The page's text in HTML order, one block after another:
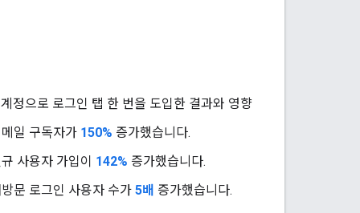
정으로 로그인 탭 한 번을 도입한 결과와 영향
일 구독자가 150% 증가했습니다.
사용자 가입이 142% 증가했습니다.
문 로그인 사용자 수가 5배 증가했습니다.